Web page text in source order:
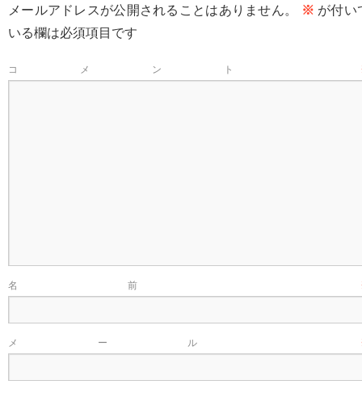
メールアドレスが公開されることはありません。 ※ が付い
いる欄は必須項目です
コメント
名前
メール